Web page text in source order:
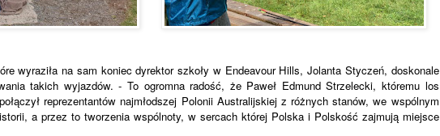
wyraziła na sam koniec dyrektor szkoły w Endeavour Hills, Jolanta Styczeń, doskonale
takich wyjazdów.- To ogromna radość, że Paweł Edmund Strzelecki, któremu los
reprezentantów najmłodszej Polonii Australijskiej z różnych stanów, we wspólnym
a przez to tworzenia wspólnoty, w sercach której Polska i Polskość zajmują miejsce